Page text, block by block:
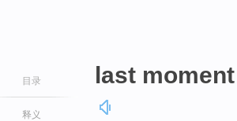
目录
释义
last